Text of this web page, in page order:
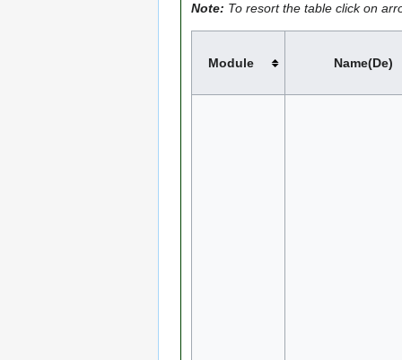
Note: To resort the table click on
Module Name(De)